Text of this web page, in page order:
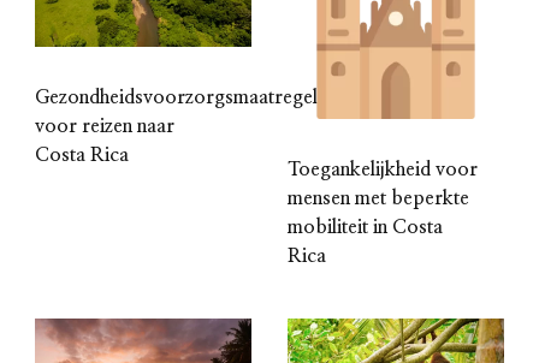
Gezondheidsvoorzorgsmaatregelen
voor reizen naar
Costa Rica
Toegankelijkheid voor
mensen met beperkte
mobiliteit in Costa
Rica